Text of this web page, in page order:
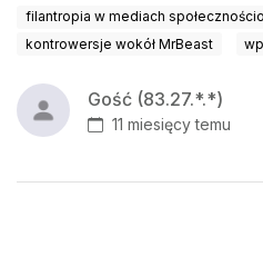
filantropia w mediach
kontrowersje wokół MrBeast
Gość (83.27.*.*)
11 miesięcy temu